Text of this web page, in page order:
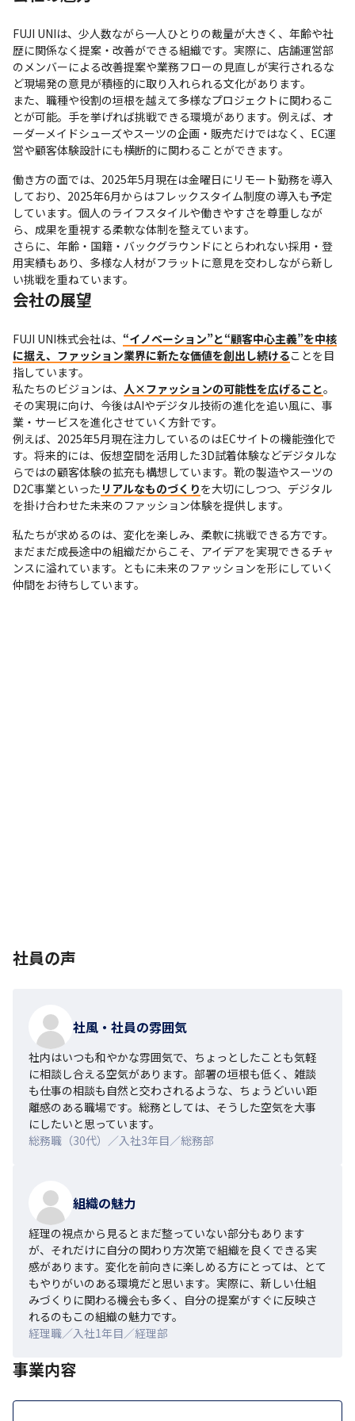
FUJI UNIは、少人数ながら一人ひとりの裁量が大きく、年齢や社
歴に関係なく提案・改善ができる組織です。実際に、店舗運営部
のメンバーによる改善提案や業務フローの見直しが実行されるな
ど現場発の意見が積極的に取り入れられる文化があります。
また、職種や役割の垣根を越えて多様なプロジェクトに関わるこ
とが可能。手を挙げれば挑戦できる環境があります。例えば、オ
ーダーメイドシューズやスーツの企画・販売だけではなく、EC運
営や顧客体験設計にも横断的に関わることができます。
働き方の面では、2025年5月現在は金曜日にリモート勤務を導入
しており、2025年6月からはフレックスタイム制度の導入も予定
しています。個人のライフスタイルや働きやすさを尊重しなが
ら、成果を重視する柔軟な体制を整えています。
さらに、年齢・国籍・バックグラウンドにとらわれない採用・登
用実績もあり、多様な人材がフラットに意見を交わしながら新し
い挑戦を重ねています。
会社の展望
FUJI UNI株式会社は、 “イノベーション”と“顧客中心主義”を中核
に据え、ファッション業界に新たな価値を創出し続けることを目
指しています。
私たちのビジョンは、 人×ファッションの可能性を広げること。
その実現に向け、今後はAIやデジタル技術の進化を追い風に、事
業・サービスを進化させていく方針です。
例えば、2025年5月現在注力しているのはECサイトの機能強化で
す。将来的には、仮想空間を活用した3D試着体験などデジタルな
らではの顧客体験の拡充も構想しています。靴の製造やスーツの
D2C事業といった リアルなものづくりを大切にしつつ、デジタル
を掛け合わせた未来のファッション体験を提供します。
私たちが求めるのは、変化を楽しみ、柔軟に挑戦できる方です。
まだまだ成長途中の組織だからこそ、アイデアを実現できるチャ
ンスに溢れています。ともに未来のファッションを形にしていく
仲間をお待ちしています。
社員の声
社風・社員の雰囲気
社内はいつも和やかな雰囲気で、ちょっとしたことも気軽
に相談し合える空気があります。部署の垣根も低く、雑談
も仕事の相談も自然と交わされるような、ちょうどいい距
離感のある職場です。総務としては、そうした空気を大事
にしたいと思っています。
総務職（30代）／入社3年目／総務部
組織の魅力
経理の視点から見るとまだ整っていない部分もあります
が、それだけに自分の関わり方次第で組織を良くできる実
感があります。変化を前向きに楽しめる方にとっては、とて
もやりがいのある環境だと思います。実際に、新しい仕組
みづくりに関わる機会も多く、自分の提案がすぐに反映さ
れるのもこの組織の魅力です。
経理職／入社1年目／経理部
事業内容